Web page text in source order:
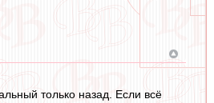
только назад. Если всё